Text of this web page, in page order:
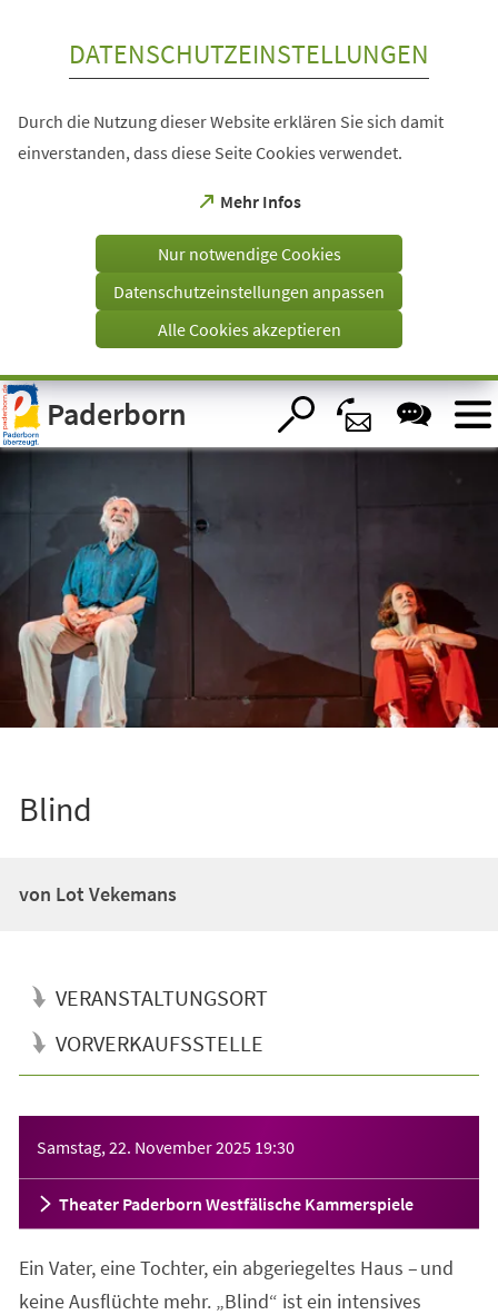
Visuelle
Assistenzsoftware
öffnen.
DATENSCHUTZEINSTELLUNGEN
Durch die Nutzung dieser Website erklären Sie sich damit
einverstanden, dass diese Seite Cookies verwendet.
Mehr Infos
(Öffnet
einem
Tab)
Nur notwendige Cookies
Datenschutzeinstellungen anpassen
Alle Cookies akzeptieren
Paderborn
Blind
von Lot Vekemans
VERANSTALTUNGSORT
VORVERKAUFSSTELLE
Samstag, 22. November 2025 19:30
Theater Paderborn Westfälische Kammerspiele
Ein Vater, eine Tochter, ein abgeriegeltes Haus – und
keine Ausflüchte mehr. „Blind“ ist ein intensives